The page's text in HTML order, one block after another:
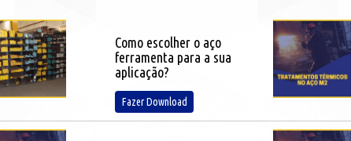
Como escolher o aço
ferramenta para a sua
aplicação?
Fazer Download